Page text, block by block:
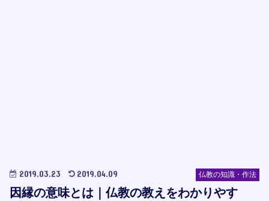
仏教の知識・作法
2019.03.23 2019.04.09
因縁の意味とは｜仏教の教えをわかりやす